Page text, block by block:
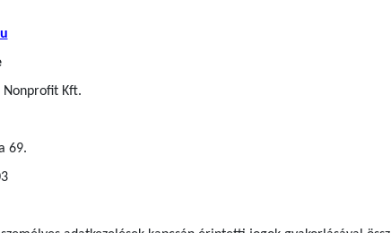
Kft.
69.